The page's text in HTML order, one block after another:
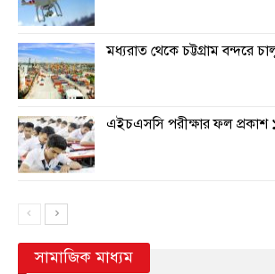
মধ্যরাত থেকে চট্টগ্রাম বন্দরে
এইচএসসি পরীক্ষার ফল প্রকাশ
সামাজিক মাধ্যম